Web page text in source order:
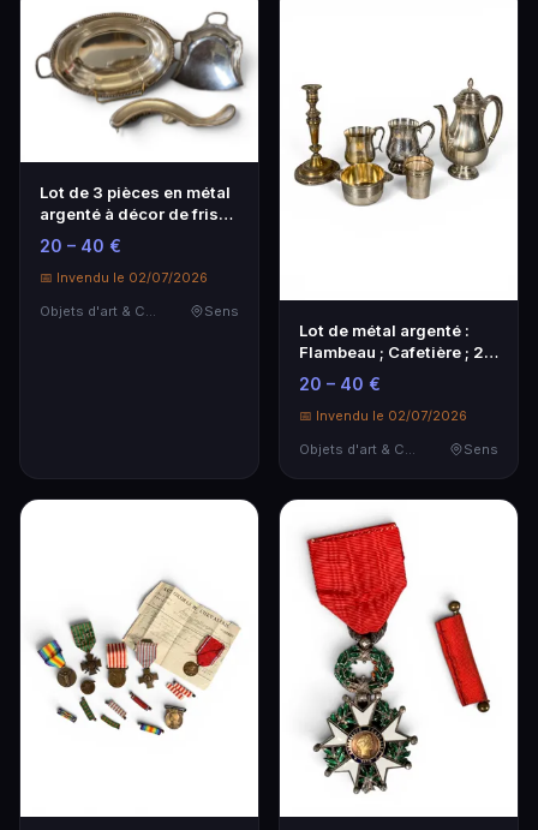
Lot de 3 pièces en métal
argenté à décor de frise
de perles.…
20 – 40 €
📅 Invendu le 02/07/2026
Sens
Lot de métal argenté :
Flambeau ; Cafetière ; 2
Pots à crème…
20 – 40 €
📅 Invendu le 02/07/2026
Objets d'art & Curiosités
Sens